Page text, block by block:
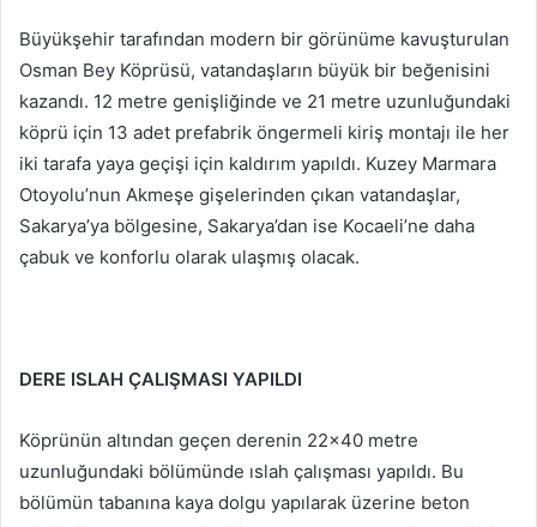
Büyükşehir tarafından modern bir görünüme kavuşturulan
Osman Bey Köprüsü, vatandaşların büyük bir beğenisini
kazandı. 12 metre genişliğinde ve 21 metre uzunluğundaki
köprü için 13 adet prefabrik öngermeli kiriş montajı ile her
iki tarafa yaya geçişi için kaldırım yapıldı. Kuzey Marmara
Otoyolu’nun Akmeşe gişelerinden çıkan vatandaşlar,
Sakarya’ya bölgesine, Sakarya’dan ise Kocaeli’ne daha
çabuk ve konforlu olarak ulaşmış olacak.
DERE ISLAH ÇALIŞMASI YAPILDI
Köprünün altından geçen derenin 22×40 metre
uzunluğundaki bölümünde ıslah çalışması yapıldı. Bu
bölümün tabanına kaya dolgu yapılarak üzerine beton